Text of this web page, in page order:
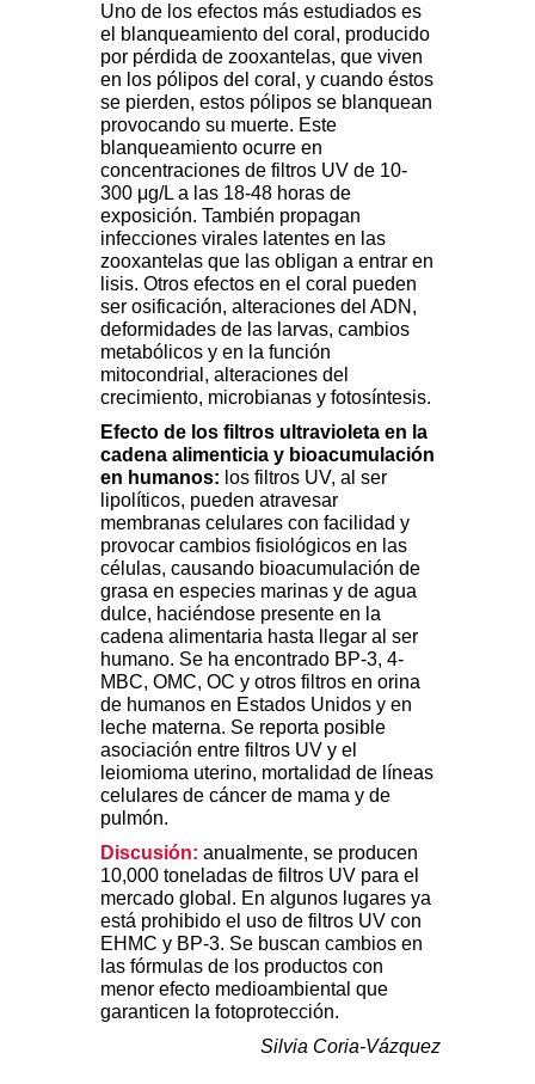
Uno de los efectos más estudiados es
el blanqueamiento del coral, producido
por pérdida de zooxantelas, que viven
en los pólipos del coral, y cuando éstos
se pierden, estos pólipos se blanquean
provocando su muerte. Este
blanqueamiento ocurre en
concentraciones de filtros UV de 10-
300 μg/L a las 18-48 horas de
exposición. También propagan
infecciones virales latentes en las
zooxantelas que las obligan a entrar en
lisis. Otros efectos en el coral pueden
ser osificación, alteraciones del ADN,
deformidades de las larvas, cambios
metabólicos y en la función
mitocondrial, alteraciones del
crecimiento, microbianas y fotosíntesis.
Efecto de los filtros ultravioleta en la
cadena alimenticia y bioacumulación
en humanos: los filtros UV, al ser
lipolíticos, pueden atravesar
membranas celulares con facilidad y
provocar cambios fisiológicos en las
células, causando bioacumulación de
grasa en especies marinas y de agua
dulce, haciéndose presente en la
cadena alimentaria hasta llegar al ser
humano. Se ha encontrado BP-3, 4-
MBC, OMC, OC y otros filtros en orina
de humanos en Estados Unidos y en
leche materna. Se reporta posible
asociación entre filtros UV y el
leiomioma uterino, mortalidad de líneas
celulares de cáncer de mama y de
pulmón.
Discusión: anualmente, se producen
10,000 toneladas de filtros UV para el
mercado global. En algunos lugares ya
está prohibido el uso de filtros UV con
EHMC y BP-3. Se buscan cambios en
las fórmulas de los productos con
menor efecto medioambiental que
garanticen la fotoprotección.
Silvia Coria-Vázquez